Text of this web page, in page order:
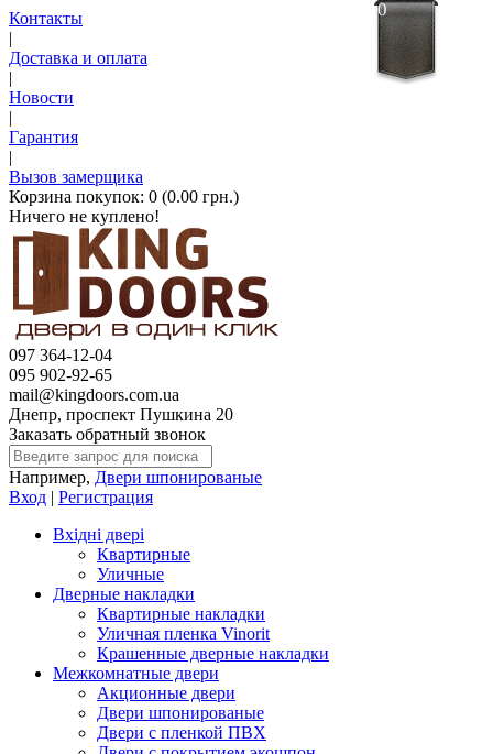
Контакты
|
Доставка и оплата
|
Новости
|
Гарантия
|
Вызов замерщика
Корзина покупок: 0 (0.00 грн.)
Ничего не куплено!
097 364-12-04
095 902-92-65
mail@kingdoors.com.ua
Днепр, проспект Пушкина 20
Заказать обратный звонок
Например, Двери шпонированые
Вход | Регистрация
Вхідні двері
Квартирные
Уличные
Дверные накладки
Квартирные накладки
Уличная пленка Vinorit
Крашенные дверные накладки
Межкомнатные двери
Акционные двери
Двери шпонированые
Двери с пленкой ПВХ
0